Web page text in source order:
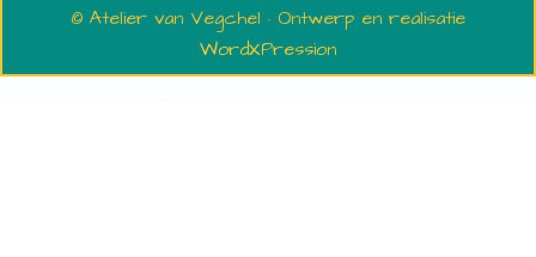
© Atelier van Vegchel · Ontwerp en realisatie
WordXPression